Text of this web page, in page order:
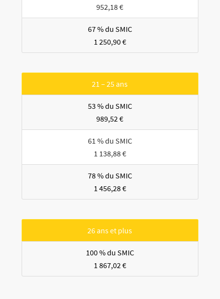
952,18 €
67 % du SMIC
1 250,90 €
21 – 25 ans
53 % du SMIC
989,52 €
61 % du SMIC
1 138,88 €
78 % du SMIC
1 456,28 €
26 ans et plus
100 % du SMIC
1 867,02 €